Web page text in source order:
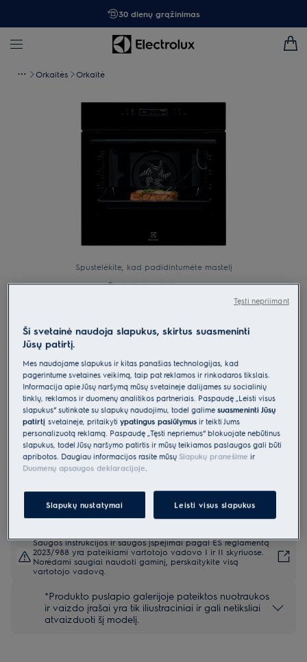
30 dienų grąžinimas
Orkaitės Orkaitė
Spustelėkite, kad padidintumėte mastelį
Orkaitė 700 serija „SenseCook“ su
maisto termometru
0 (0)
Gaminio informacijos lapas
Pagrindiniai privalumai
700 serijos orkaitė „SenseCook®“ su maisto termometru kontroliuoja
temperatūrą patiekalo viduje.
Mūsų maisto termometras išmatuoja temperatūrą patiekalo viduje,
kad rezultatai būtų patikimi.
Mūsų skystakristaliame ekrane galima kontroliuoti maisto gaminimo
Saugos instrukcijos ir saugos įspėjimai pagal ES reglamentą
2023/988 yra pateikiami vartotojo vadovo I ir II skyriuose.
Norėdami saugiai naudoti gaminį, perskaitykite visą
vartotojo vadovą.
*Produkto puslapio galerijoje pateiktos nuotraukos
ir vaizdo įrašai yra tik iliustraciniai ir gali netiksliai
atvaizduoti šį modelį.
Ši svetainė naudoja slapukus, skirtus suasmeninti
Jūsų patirtį.
Mes naudojame slapukus ir kitas panašias technologijas, kad
pagerintume svetainės veikimą, taip pat reklamos ir rinkodaros tikslais.
Informacija apie Jūsų naršymą mūsų svetainėje dalijamės su socialinių
tinklų, reklamos ir duomenų analitikos partneriais. Paspaudę „Leisti visus
slapukus“ sutinkate su slapukų naudojimu, todėl galimesuasmeninti Jūsų
patirtįsvetainėje, pritaikytiypatingus pasiūlymus ir teikti Jums
personalizuotą reklamą. Paspaudę „Tęsti nepriėmus“ blokuojate nebūtinus
slapukus, todėl Jūsų naršymo patirtis ir mūsų teikiamos paslaugos gali būti
apribotos. Daugiau informacijos rasite mūsų Slapukų pranešime ir
Duomenų apsaugos deklaracijoje.
Slapukų nustatymai Leisti visus slapukus
Tęsti nepriimant